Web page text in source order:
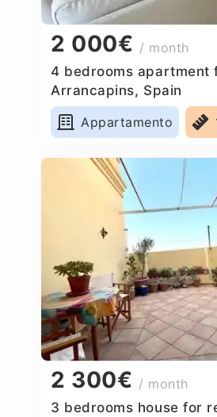
2 000€ / month
4 bedrooms apartment
Arrancapins, Spain
Appartamento
2 300€ / month
3 bedrooms house for